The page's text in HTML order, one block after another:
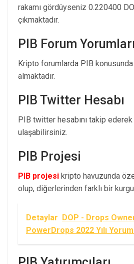
rakamı gördüyseniz 0.220400
çıkmaktadır.
PIB Forum Yorumları
Kripto forumlarda PIB
almaktadır.
PIB Twitter Hesabı
PIB twitter hesabını takip ederek
ulaşabilirsiniz.
PIB Projesi
PIB projesi kripto havuzunda
olup, diğerlerinden farklı bir
Detaylar DOP - Drops
PowerDrops 2022 Yılı